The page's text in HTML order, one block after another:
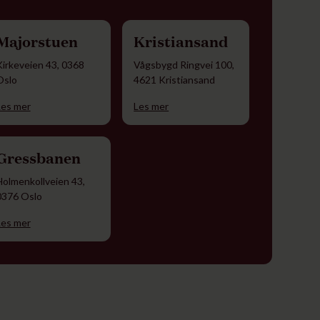
43, 0368
mer
Kristiansand
Vågsbygd Ringvei 100,
4621 Kristiansand
Les mer
43,
Oslo
mer